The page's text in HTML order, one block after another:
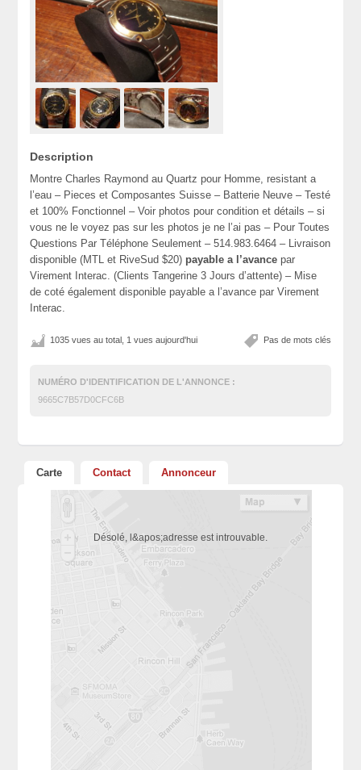
Description
Montre Charles Raymond au Quartz pour Homme, resistant a
l’eau – Pieces et Composantes Suisse – Batterie Neuve – Testé
et 100% Fonctionnel – Voir photos pour condition et détails – si
vous ne le voyez pas sur les photos je ne l’ai pas – Pour Toutes
Questions Par Téléphone Seulement – 514.983.6464 – Livraison
disponible (MTL et RiveSud $20) payable a l’avance par
Virement Interac. (Clients Tangerine 3 Jours d’attente) – Mise
de coté également disponible payable a l’avance par Virement
Interac.
Pas de mots clés
1035 vues au total, 1 vues aujourd'hui
NUMÉRO D'IDENTIFICATION DE L'ANNONCE :
9665C7B57D0CFC6B
Carte Contact Annonceur
Désolé, l&apos;adresse est introuvable.